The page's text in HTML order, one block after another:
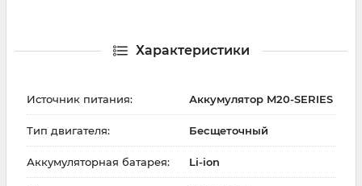
Характеристики
Источник питания: Аккумулятор M20-SERIES
Тип двигателя: Бесщеточный
Аккумуляторная батарея: Li-ion